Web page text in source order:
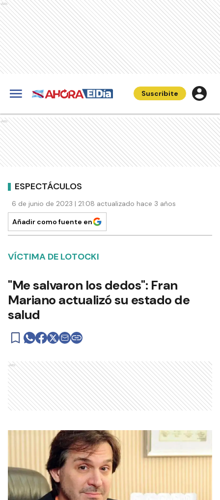
Ads
Suscribite
Ads
ESPECTÁCULOS
6 de junio de 2023 | 21:08 actualizado hace 3 años
Añadir como fuente en
VÍCTIMA DE LOTOCKI
"Me salvaron los dedos": Fran
Mariano actualizó su estado de
salud
Ads